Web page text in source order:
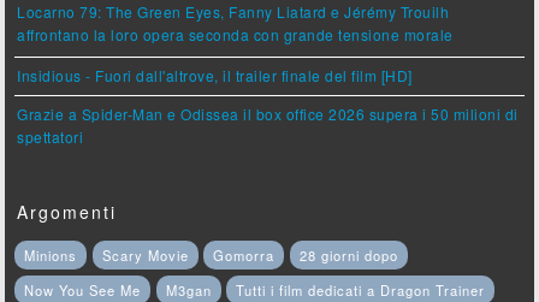
Locarno 79: The Green Eyes, Fanny Liatard e Jérémy Trouilh
affrontano la loro opera seconda con grande tensione morale
Insidious - Fuori dall'altrove, il trailer finale del film [HD]
Grazie a Spider-Man e Odissea il box office 2026 supera i 50 milioni di
spettatori
Argomenti
Minions Scary Movie Gomorra
28 giorni dopo
Now You See Me
M3gan
Tutti i film dedicati a Dragon Trainer